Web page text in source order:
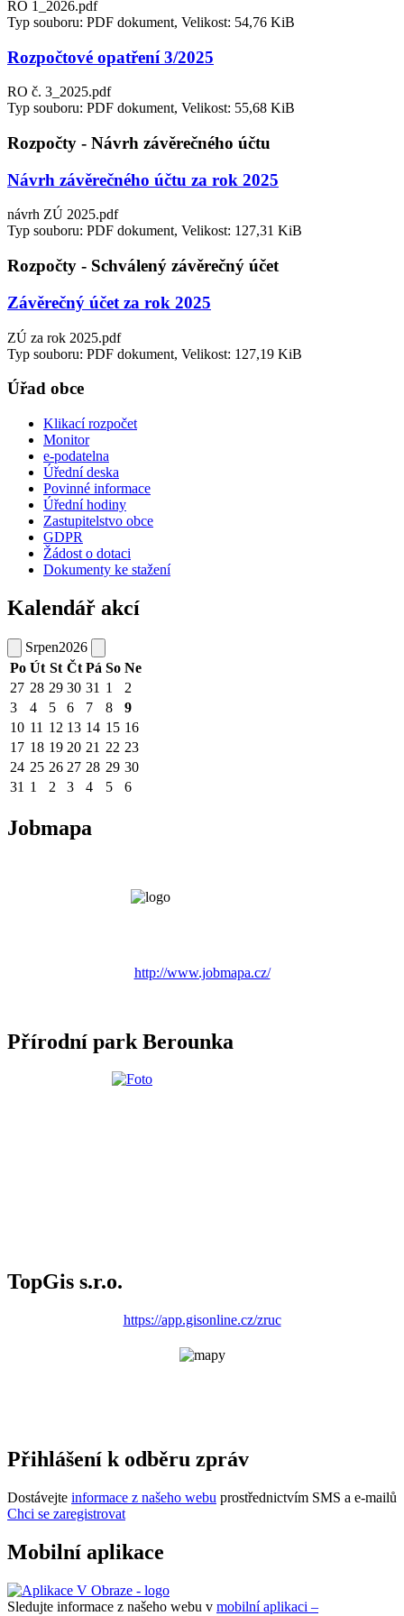
RO 1_2026.pdf
Typ souboru: PDF dokument, Velikost: 54,76 KiB
Rozpočtové opatření 3/2025
RO č. 3_2025.pdf
Typ souboru: PDF dokument, Velikost: 55,68 KiB
Rozpočty - Návrh závěrečného účtu
Návrh závěrečného účtu za rok 2025
návrh ZÚ 2025.pdf
Typ souboru: PDF dokument, Velikost: 127,31 KiB
Rozpočty - Schválený závěrečný účet
Závěrečný účet za rok 2025
ZÚ za rok 2025.pdf
Typ souboru: PDF dokument, Velikost: 127,19 KiB
Úřad obce
Klikací rozpočet
Monitor
e-podatelna
Úřední deska
Povinné informace
Úřední hodiny
Zastupitelstvo obce
GDPR
Žádost o dotaci
Dokumenty ke stažení
Kalendář akcí
Srpen2026
Po Út St Čt Pá So Ne
27 28 29 30 31 1
2
3
4 5 6 7 8
9
10 11 12 13 14 15 16
17 18 19 20 21 22 23
24 25 26 27 28 29 30
31 1 2 3 4 5 6
Jobmapa
http://www.jobmapa.cz/
Přírodní park Berounka
TopGis s.r.o.
https://app.gisonline.cz/zruc
Přihlášení k odběru zpráv
Dostávejte informace z našeho webu prostřednictvím SMS a e-mailů
Chci se zaregistrovat
Mobilní aplikace
Sledujte informace z našeho webu v mobilní aplikaci –